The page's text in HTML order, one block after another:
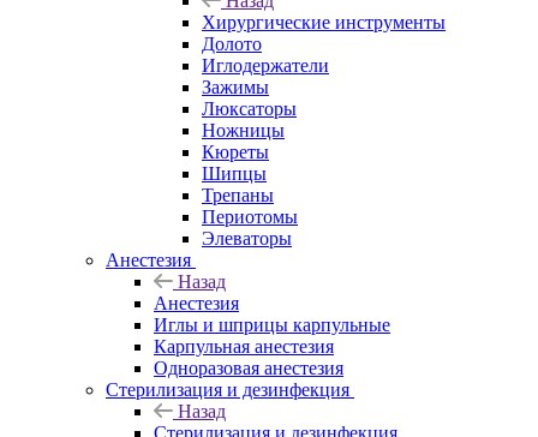
Хирургические инструменты
Долото
Иглодержатели
Зажимы
Люксаторы
Ножницы
Кюреты
Шипцы
Трепаны
Периотомы
Элеваторы
Анестезия
Назад
Анестезия
Иглы и шприцы карпульные
Карпульная анестезия
Одноразовая анестезия
Стерилизация и дезинфекция
Назад
Стерилизация и дезинфекция